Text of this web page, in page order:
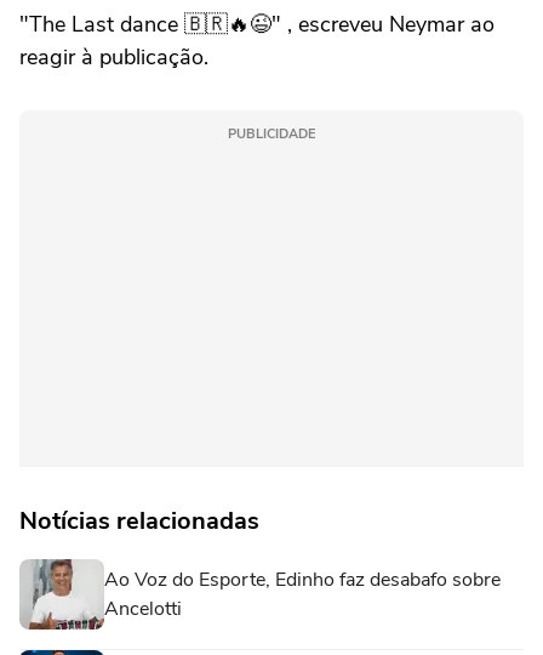
"The Last dance 🇧🇷🔥😉" , escreveu Neymar ao
reagir à publicação.
PUBLICIDADE
Notícias relacionadas
Ao Voz do Esporte, Edinho faz desabafo sobre
Ancelotti